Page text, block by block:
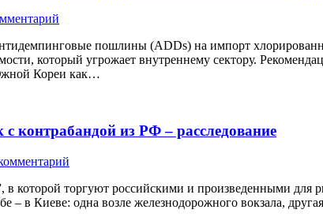
пошлины (ADDs) на импорт
который угрожает внутреннему сектору.
Кореи как…
с контрабандой из РФ – расследование
в которой торгуют российскими и произведенными
– в Киеве: одна возле железнодорожного вокзала,